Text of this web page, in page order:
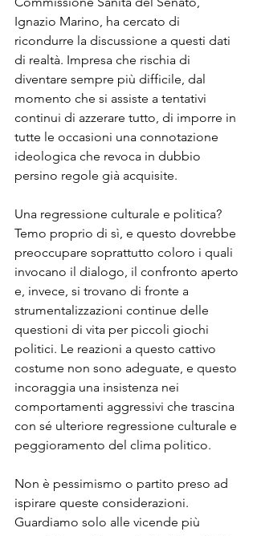
Ignazio Marino, ha cercato di
ricondurre la discussione a questi dati
di realtà. Impresa che rischia di
diventare sempre più difficile, dal
momento che si assiste a tentativi
continui di azzerare tutto, di imporre in
tutte le occasioni una connotazione
ideologica che revoca in dubbio
persino regole già acquisite.
Una regressione culturale e politica?
Temo proprio di sì, e questo dovrebbe
preoccupare soprattutto coloro i quali
invocano il dialogo, il confronto aperto
e, invece, si trovano di fronte a
strumentalizzazioni continue delle
questioni di vita per piccoli giochi
politici. Le reazioni a questo cattivo
costume non sono adeguate, e questo
incoraggia una insistenza nei
comportamenti aggressivi che trascina
con sé ulteriore regressione culturale e
peggioramento del clima politico.
Non è pessimismo o partito preso ad
ispirare queste considerazioni.
Guardiamo solo alle vicende più